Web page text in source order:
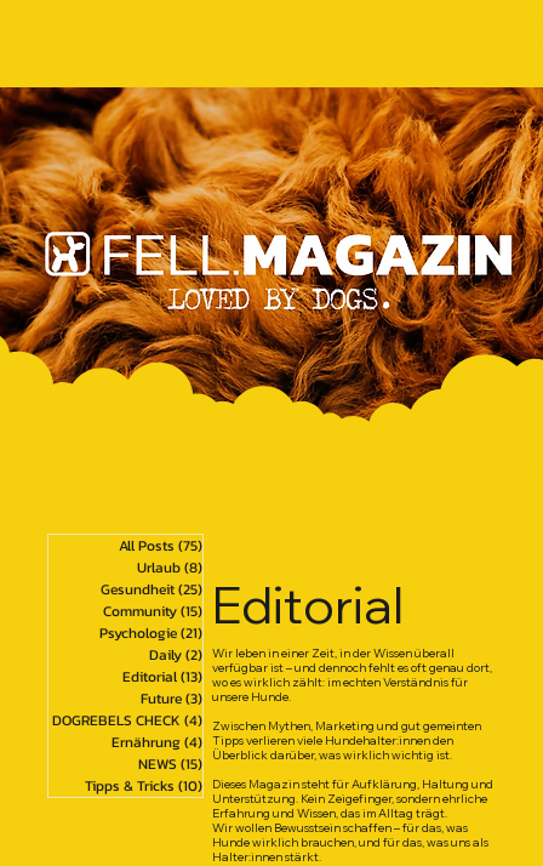
All Posts (75)
Urlaub(8)
Gesundheit(25) 25 Beiträge
Community(15) 15 Beiträge
Psychologie(21)
Daily(2) 2 Beiträge
Editorial(13) 13 Beiträge
Future(3) 3 Beiträge
DOGREBELS CHECK (4) 4 Beiträge
Ernährung(4) 4 Beiträge
NEWS (15) 15 Beiträge
Tipps & Tricks (10) 10 Beiträge
Editorial
Wir leben in einer Zeit, in der Wissen überall
verfügbar ist – und dennoch fehlt es oft genau dort,
wo es wirklich zählt: im echten Verständnis für
unsere Hunde.
Zwischen Mythen, Marketing und gut gemeinten
Tipps verlieren viele Hundehalter:innen den
Überblick darüber, was wirklich wichtig ist.
Dieses Magazin steht für Aufklärung, Haltung und
Unterstützung. Kein Zeigefinger, sondern ehrliche
Erfahrung und Wissen, das im Alltag trägt.
Wir wollen Bewusstsein schaffen – für das, was
Hunde wirklich brauchen, und für das, was uns als
Halter:innen stärkt.